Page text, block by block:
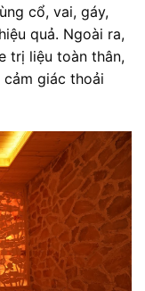
cổ, vai, gáy,
quả. Ngoài ra,
trị liệu toàn thân,
giác thoải